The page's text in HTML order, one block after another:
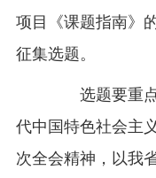
项目《课题指南》
征集选题。
选题要重
代中国特色社会主
次全会精神，以我